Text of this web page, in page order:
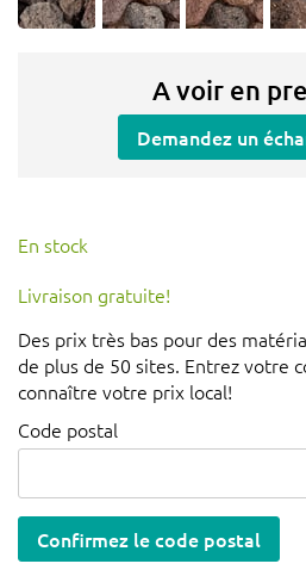
A voir en
Demandez un
En stock
Livraison gratuite!
Des prix très bas pour des
de plus de 50 sites. Entrez votre
connaître votre prix local!
Code postal
Confirmez le code postal